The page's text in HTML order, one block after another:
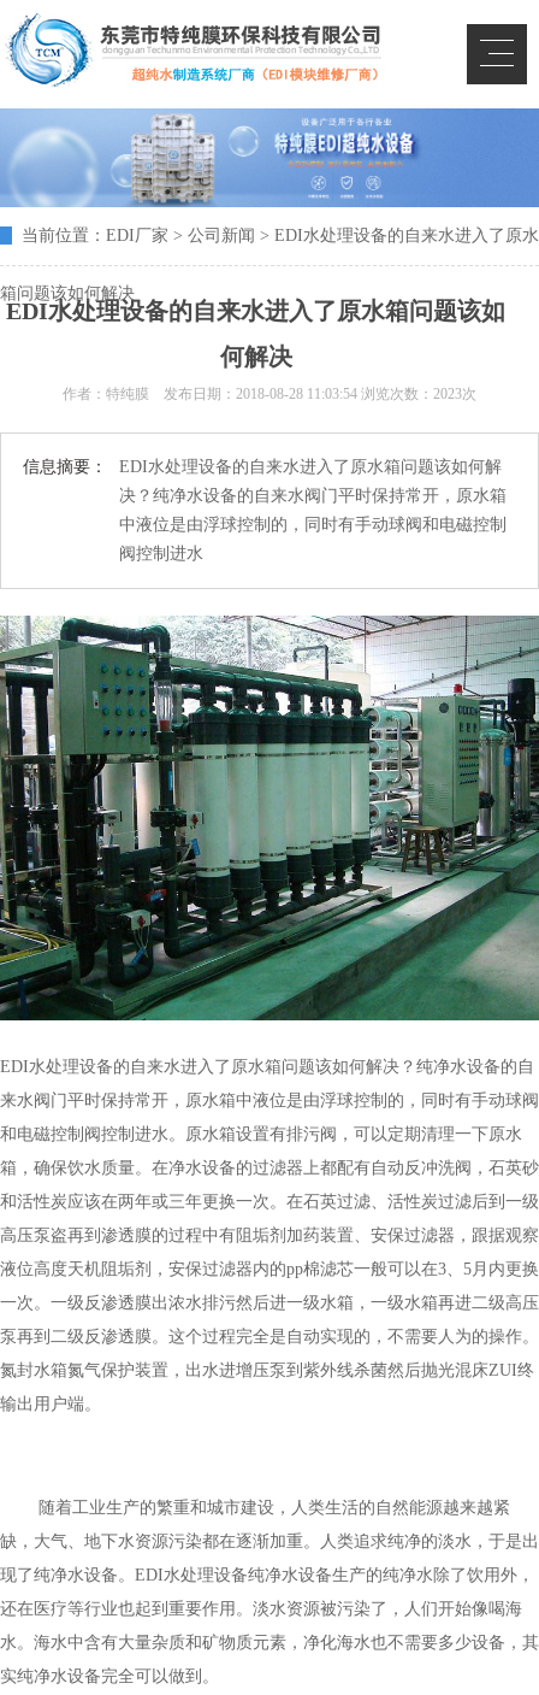
当前位置： EDI厂家 > 公司新闻 > EDI水处理设备的自来水进入了原水
箱问题该如何解决
EDI水处理设备的自来水进入了原水箱问题该如
何解决
作者：特纯膜 发布日期： 2018-08-28 11:03:54 浏览次数：2023次
信息摘要：
EDI水处理设备的自来水进入了原水箱问题该如何解
决？纯净水设备的自来水阀门平时保持常开，原水箱
中液位是由浮球控制的，同时有手动球阀和电磁控制
阀控制进水
EDI水处理设备的自来水进入了原水箱问题该如何解决？纯净水设备的自
来水阀门平时保持常开，原水箱中液位是由浮球控制的，同时有手动球阀
和电磁控制阀控制进水。原水箱设置有排污阀，可以定期清理一下原水
箱，确保饮水质量。在净水设备的过滤器上都配有自动反冲洗阀，石英砂
和活性炭应该在两年或三年更换一次。在石英过滤、活性炭过滤后到一级
高压泵盗再到渗透膜的过程中有阻垢剂加药装置、安保过滤器，跟据观察
液位高度天机阻垢剂，安保过滤器内的pp棉滤芯一般可以在3、5月内更换
一次。一级反渗透膜出浓水排污然后进一级水箱，一级水箱再进二级高压
泵再到二级反渗透膜。这个过程完全是自动实现的，不需要人为的操作。
氮封水箱氮气保护装置，出水进增压泵到紫外线杀菌然后抛光混床ZUI终
输出用户端。
随着工业生产的繁重和城市建设，人类生活的自然能源越来越紧
缺，大气、地下水资源污染都在逐渐加重。人类追求纯净的淡水，于是出
现了纯净水设备。EDI水处理设备纯净水设备生产的纯净水除了饮用外，
还在医疗等行业也起到重要作用。淡水资源被污染了，人们开始像喝海
水。海水中含有大量杂质和矿物质元素，净化海水也不需要多少设备，其
实纯净水设备完全可以做到。